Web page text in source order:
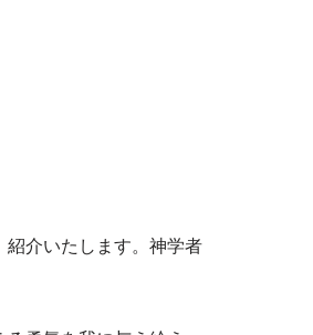
紹介いたします。神学者